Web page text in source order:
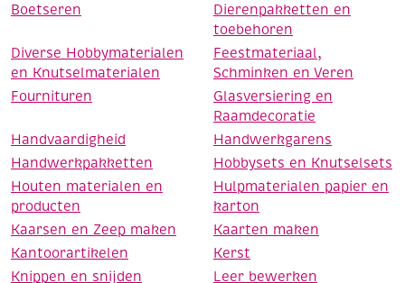
Boetseren
Dierenpakketten en
toebehoren
Diverse Hobbymaterialen
en Knutselmaterialen
Feestmateriaal,
Schminken en Veren
Fournituren
Glasversiering en
Raamdecoratie
Handvaardigheid
Handwerkgarens
Handwerkpakketten
Hobbysets en Knutselsets
Houten materialen en
producten
Hulpmaterialen papier en
karton
Kaarsen en Zeep maken
Kaarten maken
Kantoorartikelen
Kerst
Knippen en snijden
Leer bewerken